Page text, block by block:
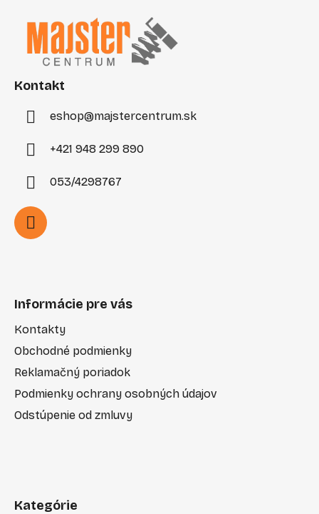
Kontakt
eshop@majstercentrum.sk
+421 948 299 890
053/4298767
Informácie pre vás
Kontakty
Obchodné podmienky
Reklamačný poriadok
Podmienky ochrany osobných údajov
Odstúpenie od zmluvy
Kategórie